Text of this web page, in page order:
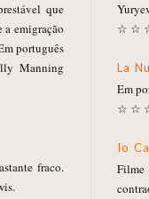
que
a emigração
português
Manning
fraco.
☆ ☆
La
Em
☆ ☆
Io
Filme